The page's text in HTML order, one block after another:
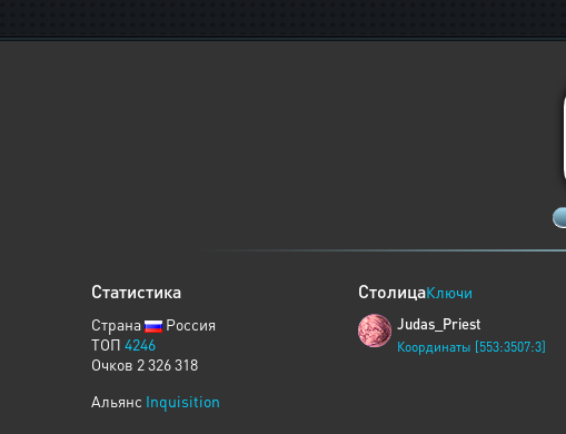
Статистика
Страна
Россия
ТОП 4246
Очков 2 326 318
Альянс Inquisition
СтолицаКлючи
Judas_Priest
Координаты [553:3507:3]